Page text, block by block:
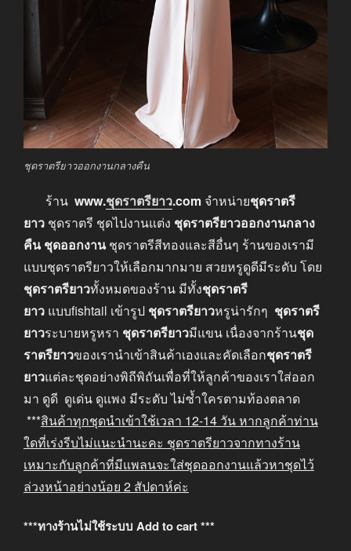
ชุดราตรียาวออกงานกลางคืน
ร้าน www.ชุดราตรียาว.com จำหน่ายชุดราตรี
ยาว ชุดราตรี ชุดไปงานแต่ง ชุดราตรียาวออกงานกลาง
คืน ชุดออกงานชุดราตรีสีทองและสีอื่นๆ ร้านของเรามี
แบบชุดราตรียาวให้เลือกมากมาย สวยหรูดูดีมีระดับ โดย
ชุดราตรียาวทั้งหมดของร้าน มีทั้งชุดราตรี
ยาว แบบfishtail เข้ารูป ชุดราตรียาวหรูน่ารักๆ ชุดราตรี
ยาวระบายหรูหรา ชุดราตรียาวมีแขน เนื่องจากร้านชุด
ราตรียาวของเรานำเข้าสินค้าเองและคัดเลือกชุดราตรี
ยาวแต่ละชุดอย่างพิถีพิถันเพื่อที่ให้ลูกค้าของเราใส่ออก
มา ดูดี ดูเด่น ดูแพง มีระดับ ไม่ซ้ำใครตามท้องตลาด
***สินค้าทุกชุดนำเข้าใช้เวลา 12-14 วัน หากลูกค้าท่าน
ใดที่เร่งรีบไม่แนะนำนะคะ ชุดราตรียาวจากทางร้าน
เหมาะกับลูกค้าที่มีแพลนจะใส่ชุดออกงานแล้วหาชุดไว้
ล่วงหน้าอย่างน้อย 2 สัปดาห์ค่ะ
***ทางร้านไม่ใช้ระบบ Add to cart ***